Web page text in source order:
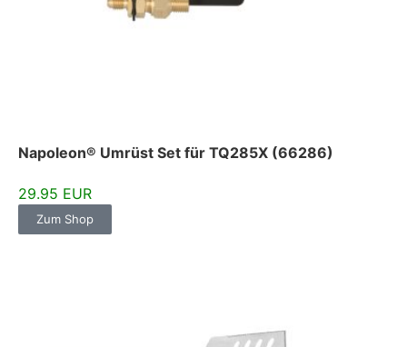
Napoleon® Umrüst Set für TQ285X (66286)
29.95 EUR
Zum Shop